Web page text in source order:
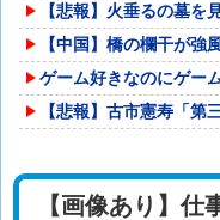
【悲報】火垂るの墓を
【中国】橋の欄干が強
ゲーム好きなのにゲー
【悲報】古市憲寿「第
【画像あり】